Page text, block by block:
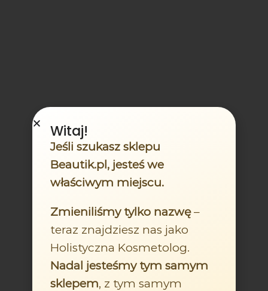
Witaj!
Jeśli szukasz sklepu
Beautik.pl, jesteś we
właściwym miejscu.
Zmieniliśmy tylko nazwę–
teraz znajdziesz nas jako
Holistyczna Kosmetolog.
Nadal jesteśmy tym samym
sklepem, z tym samym